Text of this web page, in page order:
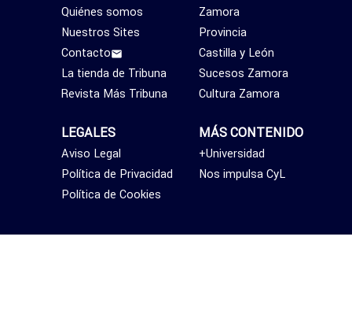
Zamora
Provincia
Castilla y León
Sucesos Zamora
Cultura Zamora
MÁS CONTENIDO
+Universidad
Nos impulsa CyL
Quiénes somos
Nuestros Sites
Contacto
La tienda de Tribuna
Revista Más Tribuna
LEGALES
Aviso Legal
Política de Privacidad
Política de Cookies